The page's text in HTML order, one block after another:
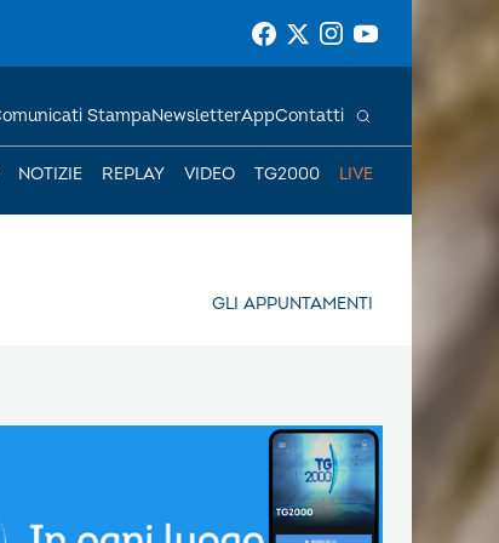
NOTIZIE REPLAY VIDEO TG2000 LIVE
StampaNewsletterAppContatti
GLI APPUNTAMENTI